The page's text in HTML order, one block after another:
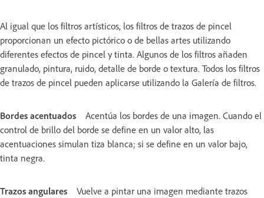
Al igual que los filtros artísticos, los filtros de trazos de pincel
proporcionan un efecto pictórico o de bellas artes utilizando
diferentes efectos de pincel y tinta. Algunos de los filtros añaden
granulado, pintura, ruido, detalle de borde o textura. Todos los filtros
de trazos de pincel pueden aplicarse utilizando la Galería de filtros.
Bordes acentuados
Acentúa los bordes de una imagen. Cuando el
control de brillo del borde se define en un valor alto, las
acentuaciones simulan tiza blanca; si se define en un valor bajo,
tinta negra.
Trazos angulares
Vuelve a pintar una imagen mediante trazos